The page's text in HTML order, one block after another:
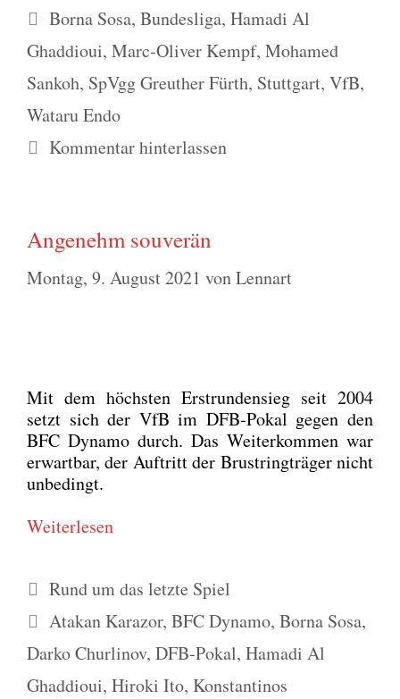
Schlagwörter
Borna Sosa, Bundesliga, Hamadi Al
Ghaddioui, Marc-Oliver Kempf, Mohamed
Sankoh, SpVgg Greuther Fürth, Stuttgart, VfB,
Wataru Endo
Kommentar hinterlassen
Angenehm souverän
Montag, 9. August 2021 vonLennart
Mit dem höchs­ten Erst­run­den­sieg seit 2004
setzt sich der VfB im DFB-Pokal gegen den
BFC Dyna­mo durch. Das Wei­ter­kom­men war
erwart­bar, der Auf­tritt der Brust­ring­trä­ger nicht
unbe­dingt.
Wei­ter­le­sen
Kategorien
Rund um das letzte Spiel
Schlagwörter
Atakan Karazor, BFC Dynamo, Borna Sosa,
Darko Churlinov, DFB-Pokal, Hamadi Al
Ghaddioui, Hiroki Ito, Konstantinos